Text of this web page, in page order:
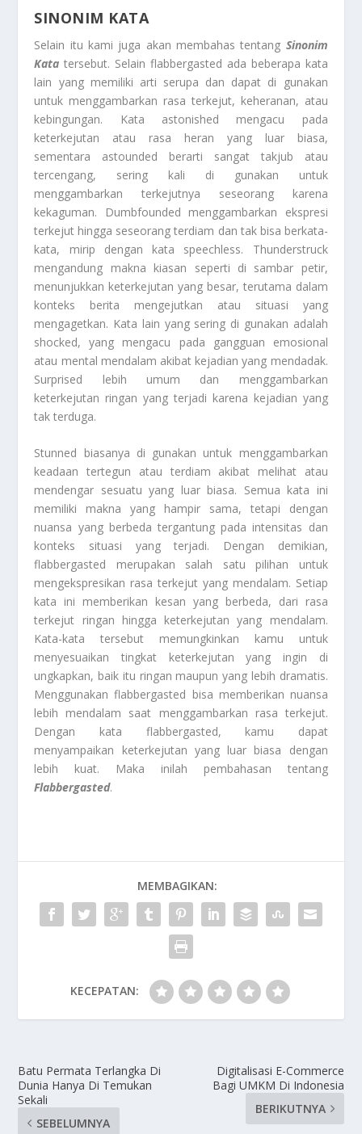
SINONIM KATA
Selain itu kami juga akan membahas tentang Sinonim
Kata tersebut. Selain flabbergasted ada beberapa kata
lain yang memiliki arti serupa dan dapat di gunakan
untuk menggambarkan rasa terkejut, keheranan, atau
kebingungan. Kata astonished mengacu pada
keterkejutan atau rasa heran yang luar biasa,
sementara astounded berarti sangat takjub atau
tercengang, sering kali di gunakan untuk
menggambarkan terkejutnya seseorang karena
kekaguman. Dumbfounded menggambarkan ekspresi
terkejut hingga seseorang terdiam dan tak bisa berkata-
kata, mirip dengan kata speechless. Thunderstruck
mengandung makna kiasan seperti di sambar petir,
menunjukkan keterkejutan yang besar, terutama dalam
konteks berita mengejutkan atau situasi yang
mengagetkan. Kata lain yang sering di gunakan adalah
shocked, yang mengacu pada gangguan emosional
atau mental mendalam akibat kejadian yang mendadak.
Surprised lebih umum dan menggambarkan
keterkejutan ringan yang terjadi karena kejadian yang
tak terduga.
Stunned biasanya di gunakan untuk menggambarkan
keadaan tertegun atau terdiam akibat melihat atau
mendengar sesuatu yang luar biasa. Semua kata ini
memiliki makna yang hampir sama, tetapi dengan
nuansa yang berbeda tergantung pada intensitas dan
konteks situasi yang terjadi. Dengan demikian,
flabbergasted merupakan salah satu pilihan untuk
mengekspresikan rasa terkejut yang mendalam. Setiap
kata ini memberikan kesan yang berbeda, dari rasa
terkejut ringan hingga keterkejutan yang mendalam.
Kata-kata tersebut memungkinkan kamu untuk
menyesuaikan tingkat keterkejutan yang ingin di
ungkapkan, baik itu ringan maupun yang lebih dramatis.
Menggunakan flabbergasted bisa memberikan nuansa
lebih mendalam saat menggambarkan rasa terkejut.
Dengan kata flabbergasted, kamu dapat
menyampaikan keterkejutan yang luar biasa dengan
lebih kuat. Maka inilah pembahasan tentang
Flabbergasted.
MEMBAGIKAN:
KECEPATAN:
Batu Permata Terlangka Di
Dunia Hanya Di Temukan
Sekali
SEBELUMNYA
Digitalisasi E-Commerce
Bagi UMKM Di Indonesia
BERIKUTNYA